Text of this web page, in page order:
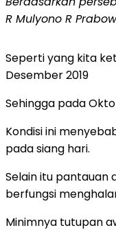
R Mulyono R
Seperti yang kita
Desember 2019
Sehingga pada
Kondisi ini
pada siang hari.
Selain itu pantauan
berfungsi
Minimnya tutupan